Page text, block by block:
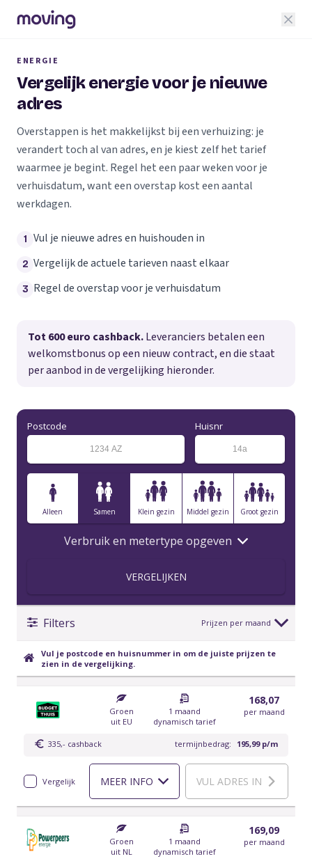
ENERGIE
Vergelijk energie voor je nieuwe
adres
Overstappen is het makkelijkst bij een verhuizing: je
verandert toch al van adres, en je kiest zelf het tarief
waarmee je begint. Regel het een paar weken voor je
verhuisdatum, want een overstap kost een aantal
werkdagen.
1 Vul je nieuwe adres en huishouden in
2 Vergelijk de actuele tarieven naast elkaar
3 Regel de overstap voor je verhuisdatum
Tot 600 euro cashback.Leveranciers betalen een
welkomstbonus op een nieuw contract, en die staat
per aanbod in de vergelijking hieronder.